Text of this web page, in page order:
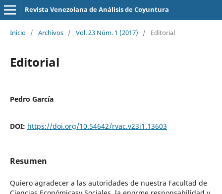
Revista Venezolana de Análisis de Coyuntura
Inicio / Archivos / Vol. 23 Núm. 1 (2017) / Editorial
Editorial
Pedro García
DOI: https://doi.org/10.54642/rvac.v23i1.13603
Resumen
Quiero agradecer a las autoridades de nuestra Facultad de